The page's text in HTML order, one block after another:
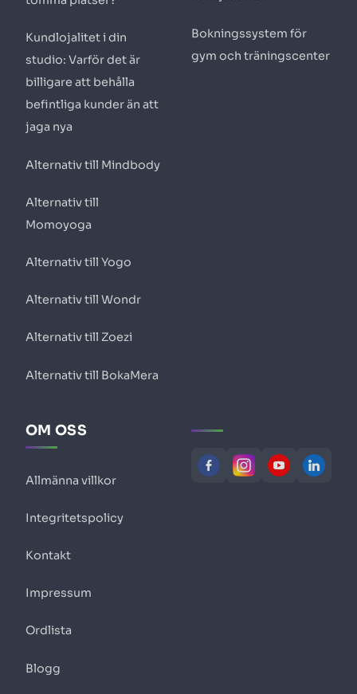
Kundlojalitet i din
studio: Varför det är
billigare att behålla
befintliga kunder än att
jaga nya
Alternativ till Mindbody
Alternativ till
Momoyoga
Alternativ till Yogo
Alternativ till Wondr
Alternativ till Zoezi
Alternativ till BokaMera
Bokningssystem för
gym och träningscenter
OM OSS
Allmänna villkor
Integritetspolicy
Kontakt
Impressum
Ordlista
Blogg